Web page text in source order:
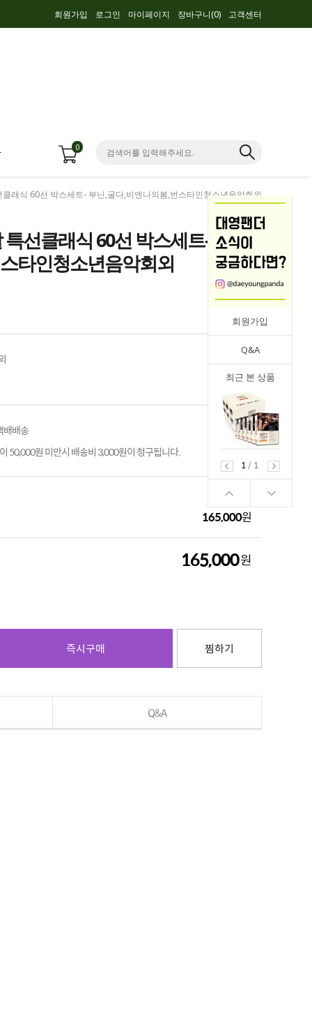
회원가입 로그인 마이페이지 장바구니(0) 고객센터
0
회원가입
Q&A
최근 본 상품
1
/ 1
래식 60선 박스세트- 부닌,굴다,비엔나의봄,번스타인청소년음악회외
선클래식 60선 박스세트- 부
타인청소년음악회외
배배송
50,000원 미만시 배송비 3,000원이 청구됩니다.
165,000원
165,000원
즉시구매 찜하기
Q&A